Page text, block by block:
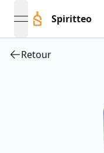
open navigation menu
Spiritteo
Retour